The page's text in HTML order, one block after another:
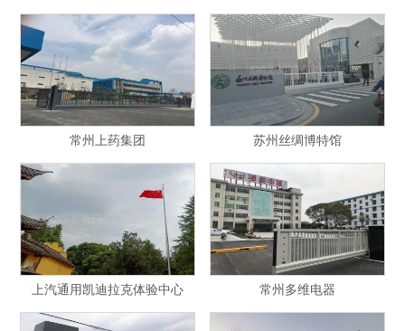
常州上药集团 苏州丝绸博特馆
上汽通用凯迪拉克体验中心 常州多维电器